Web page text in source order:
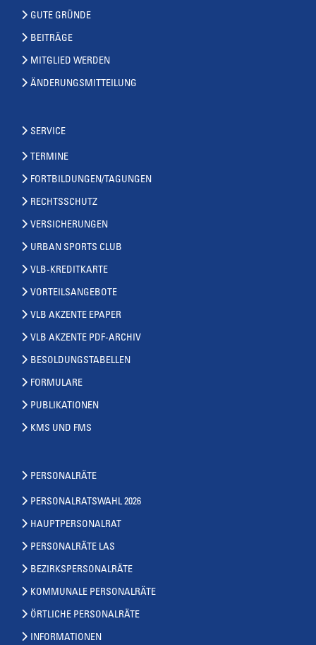
GUTE GRÜNDE
BEITRÄGE
MITGLIED WERDEN
ÄNDERUNGSMITTEILUNG
SERVICE
TERMINE
FORTBILDUNGEN/TAGUNGEN
RECHTSSCHUTZ
VERSICHERUNGEN
URBAN SPORTS CLUB
VLB-KREDITKARTE
VORTEILSANGEBOTE
VLB AKZENTE EPAPER
VLB AKZENTE PDF-ARCHIV
BESOLDUNGSTABELLEN
FORMULARE
PUBLIKATIONEN
KMS UND FMS
PERSONALRÄTE
PERSONALRATSWAHL 2026
HAUPTPERSONALRAT
PERSONALRÄTE LAS
BEZIRKSPERSONALRÄTE
KOMMUNALE PERSONALRÄTE
ÖRTLICHE PERSONALRÄTE
INFORMATIONEN